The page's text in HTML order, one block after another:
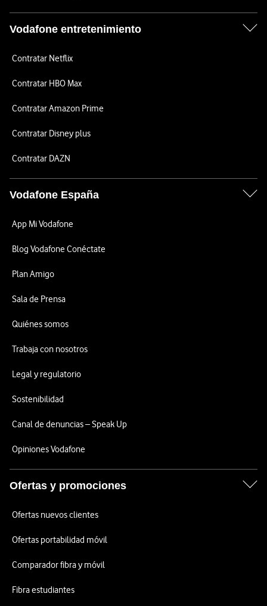
Vodafone entretenimiento
Contratar Netflix
Contratar HBO Max
Contratar Amazon Prime
Contratar Disney plus
Contratar DAZN
Vodafone España
App Mi Vodafone
Blog Vodafone Conéctate
Plan Amigo
Sala de Prensa
Quiénes somos
Trabaja con nosotros
Legal y regulatorio
Sostenibilidad
Canal de denuncias – Speak Up
Opiniones Vodafone
Ofertas y promociones
Ofertas nuevos clientes
Ofertas portabilidad móvil
Comparador fibra y móvil
Fibra estudiantes